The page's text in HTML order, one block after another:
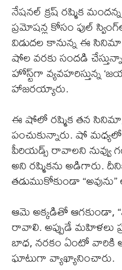
నేషనల్ క్రష్ రష్మిక
ప్రమోషన్ల కోసం ఫుల్
విడుదల కానున్న ఈ
షోల వరకు సందడి
హోస్ట్‌గా వ్యవహరిస్తున్న
హాజరయ్యారు.
ఈ షోలో రష్మిక తన సినిమా,
పంచుకున్నారు. షో
పీరియడ్స్ రావాలని నువ్వు
అని రష్మికను అడిగారు.
తడుముకోకుండా
ఆమె అక్కడితో ఆగకుండా,
రావాలి. అప్పుడే మహిళలు
బాధ, నరకం ఏంటో వారికి
ఘాటుగా వ్యాఖ్యానించారు.